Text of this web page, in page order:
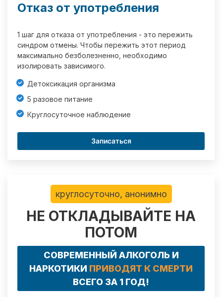
Отказ от употребления
1 шаг для отказа от употребления - это пережить
синдром отмены. Чтобы пережить этот период
максимально безболезненно, необходимо
изолировать зависимого.
Детоксикация организма
5 разовое питание
Круглосуточное наблюдение
Записаться
круглосуточно, анонимно
НЕ ОТКЛАДЫВАЙТЕ НА
ПОТОМ
СОВРЕМЕННЫЙ АЛКОГОЛЬ И
НАРКОТИКИ ПРИВОДЯТ К СМЕРТИ
ВСЕГО ЗА 1 ГОД!